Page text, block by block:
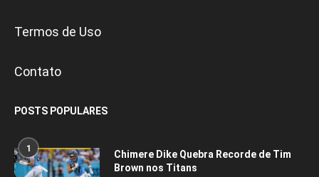
Termos de Uso
Contato
POSTS POPULARES
1
Chimere Dike Quebra Recorde de Tim
Brown nos Titans